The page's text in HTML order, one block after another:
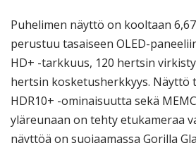
Puhelimen näyttö on kooltaan
perustuu tasaiseen OLED-
HD+ -tarkkuus, 120 hertsin
hertsin kosketusherkkyys. Näyttö
HDR10+ -ominaisuutta sekä
yläreunaan on tehty etukameraa
näyttöä on suojaamassa Gorilla